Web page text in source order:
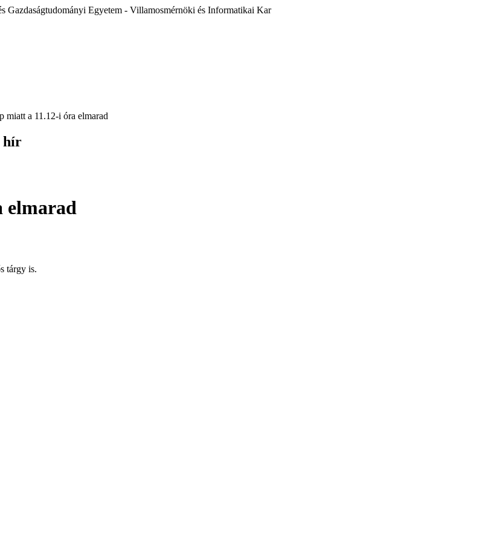
Gazdaságtudományi Egyetem - Villamosmérnöki és Informatikai Kar
miatt a 11.12-i óra elmarad
hír
elmarad
tárgy is.